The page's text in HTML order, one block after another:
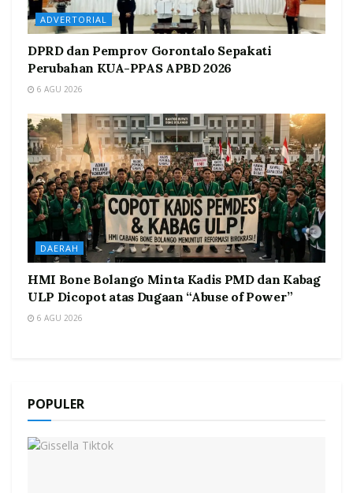
ADVERTORIAL
DPRD dan Pemprov Gorontalo Sepakati
Perubahan KUA-PPAS APBD 2026
6 AGU 2026
DAERAH
HMI Bone Bolango Minta Kadis PMD dan Kabag
ULP Dicopot atas Dugaan “Abuse of Power”
6 AGU 2026
POPULER